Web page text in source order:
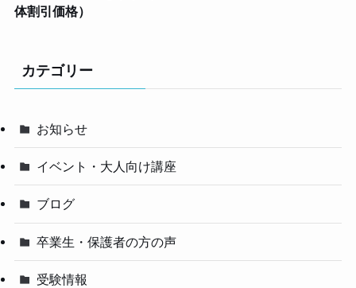
体割引価格）
カテゴリー
お知らせ
イベント・大人向け講座
ブログ
卒業生・保護者の方の声
受験情報